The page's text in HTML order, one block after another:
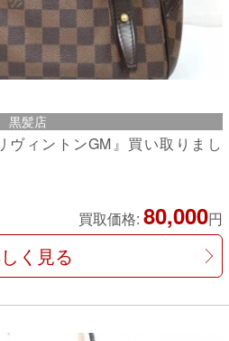
黒髪店
ヴィントンGM』買い取りまし
買取価格: 80,000円
く見る